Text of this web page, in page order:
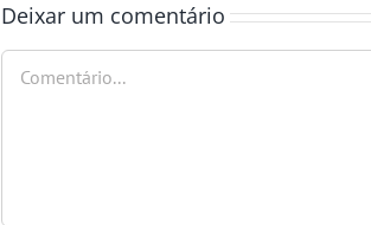
Deixar um comentário
Comentário